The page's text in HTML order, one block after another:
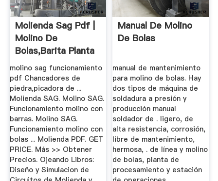
Molienda Sag Pdf |
Molino De
Bolas,Barita Planta
De ...
molino sag funcionamiento
pdf Chancadores de
piedra,picadora de ...
Molienda SAG. Molino SAG.
Funcionamiento molino con
barras. Molino SAG.
Funcionamiento molino con
bolas ... Molienda PDF. GET
PRICE. Más >> Obtener
Precios. Ojeando Libros:
Diseño y Simulacion de
Manual De Molino
De Bolas
manual de mantenimiento
para molino de bolas. Hay
dos tipos de máquina de
soldadura a presión y
producción manual
soldador de . ligero, de
alta resistencia, corrosión,
libre de mantenimiento,
hermosa, . de línea y molino
de bolas, planta de
procesamiento y estación